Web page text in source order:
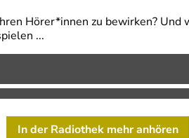
Hörer*innen zu bewirken?
...
In der Radiothek mehr anhören